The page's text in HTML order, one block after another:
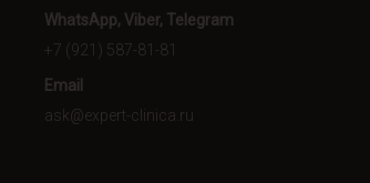
WhatsApp, Viber, Telegram
+7 (921) 587-81-81
Email
ask@expert-clinica.ru